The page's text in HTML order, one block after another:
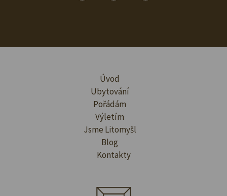
Úvod
Ubytování
Pořádám
Výletím
Jsme Litomyšl
Blog
Kontakty